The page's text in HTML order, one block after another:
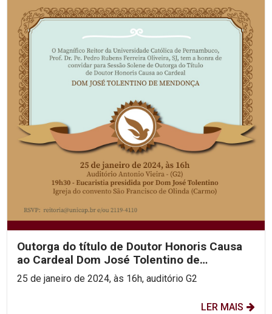
Outorga do título de Doutor Honoris Causa
ao Cardeal Dom José Tolentino de
Mendonça
25 de janeiro de 2024, às 16h, auditório G2
LER MAIS